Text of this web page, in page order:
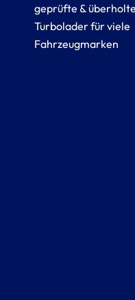
geprüfte & überholte
Turbolader für viele
Fahrzeugmarken